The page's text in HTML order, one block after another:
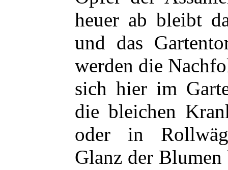
heuer ab bleibt
und das
werden die
sich hier im
die bleichen
oder in
Glanz der